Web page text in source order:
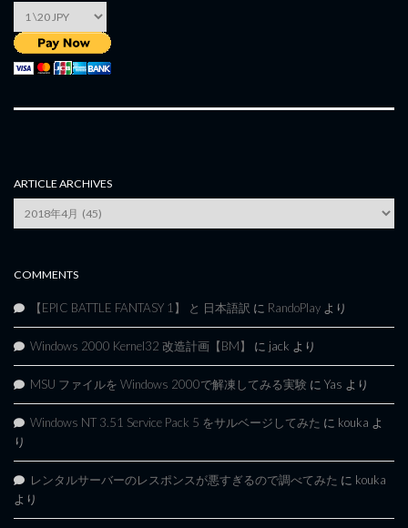
ARTICLE ARCHIVES
Archives
COMMENTS
【EPIC BATTLE FANTASY 1】 と 日本語訳 に RandoPlay より
Windows 2000 Kernel32 改造計画【BM】 に jack より
MSU ファイルを Windows 2000で解凍してみる実験 に Yas より
Windows NT 3.51 Service Pack 5 をサルベージしてみた に kouka よ
り
レンタルサーバーのレスポンスが悪すぎるので調べてみた に kouka
より